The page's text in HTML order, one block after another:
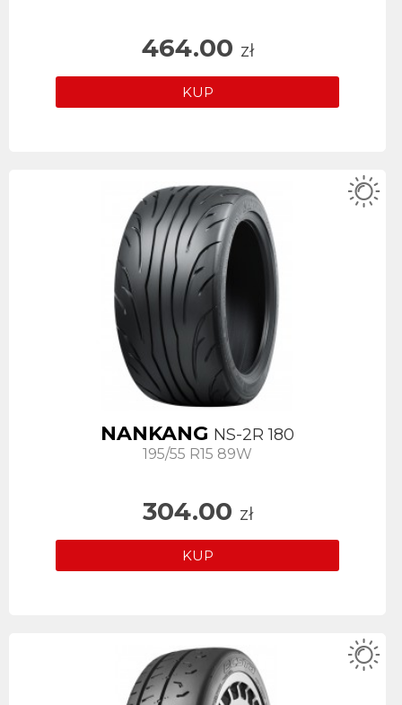
464.00 zł
KUP
NANKANG NS-2R 180
195/55 R15 89W
304.00 zł
KUP